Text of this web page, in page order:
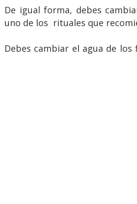
De igual forma, debes
uno de los rituales que
Debes cambiar el agua de los